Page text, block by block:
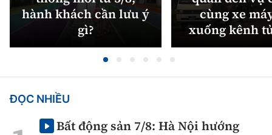
hành khách cần lưu ý
gì?
cùng xe
xuống kênh
ĐỌC NHIỀU
Bất động sản 7/8: Hà Nội hướng